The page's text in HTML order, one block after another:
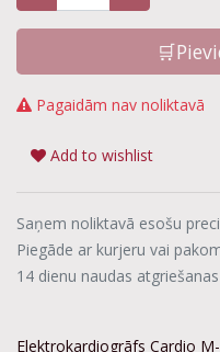
Pagaidām nav noliktavā
Add to wishlist
Saņem noliktavā esošu
Piegāde ar kurjeru vai
14 dienu naudas
Elektrokardiogrāfs Cardio